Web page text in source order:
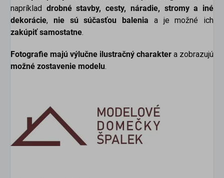
napríklad drobné stavby, cesty, náradie, stromy a iné
dekorácie, nie sú súčasťou balenia a je možné ich
zakúpiť samostatne.
Fotografie majú výlučne ilustračný charakter a zobrazujú
možné zostavenie modelu.